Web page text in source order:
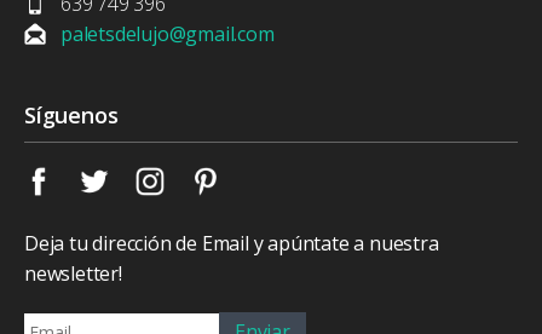
paletsdelujo@gmail.com
Síguenos
Deja tu dirección de Email y apúntate a nuestra
newsletter!